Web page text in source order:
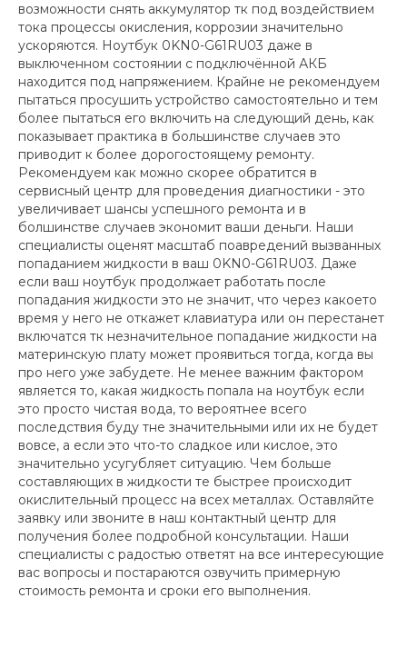
возможности снять аккумулятор тк под воздействием
тока процессы окисления, коррозии значительно
ускоряются. Ноутбук 0KN0-G61RU03 даже в
выключенном состоянии с подключённой АКБ
находится под напряжением. Крайне не рекомендуем
пытаться просушить устройство самостоятельно и тем
более пытаться его включить на следующий день, как
показывает практика в большинстве случаев это
приводит к более дорогостоящему ремонту.
Рекомендуем как можно скорее обратится в
сервисный центр для проведения диагностики - это
увеличивает шансы успешного ремонта и в
болшинстве случаев экономит ваши деньги. Наши
специалисты оценят масштаб поавредений вызванных
попаданием жидкости в ваш 0KN0-G61RU03. Даже
если ваш ноутбук продолжает работать после
попадания жидкости это не значит, что через какоето
время у него не откажет клавиатура или он перестанет
включатся тк незначительное попадание жидкости на
материнскую плату может проявиться тогда, когда вы
про него уже забудете. Не менее важним фактором
является то, какая жидкость попала на ноутбук если
это просто чистая вода, то вероятнее всего
последствия буду тне значительными или их не будет
вовсе, а если это что-то сладкое или кислое, это
значительно усугубляет ситуацию. Чем больше
составляющих в жидкости те быстрее происходит
окислительный процесс на всех металлах. Оставляйте
заявку или звоните в наш контактный центр для
получения более подробной консультации. Наши
специалисты с радостью ответят на все интересующие
вас вопросы и постараются озвучить примерную
стоимость ремонта и сроки его выполнения.